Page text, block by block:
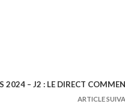
2024 – J2 : LE DIRECT
ARTICLE